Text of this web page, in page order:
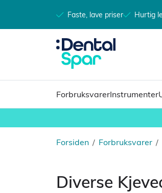
Faste, lave priser Hurtig
ForbruksvarerInstrumenter
/
Forsiden /
Forbruksvarer
Diverse